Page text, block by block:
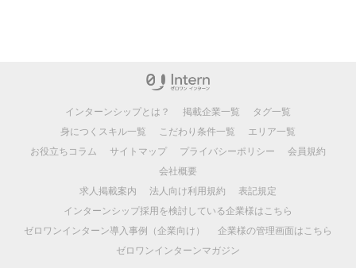
インターンシップとは？ 掲載企業一覧
タグ一覧
身につくスキル一覧
こだわり条件一覧
エリア一覧
お役立ちコラム
サイトマップ プライバシーポリシー
会員規約
会社概要
求人掲載案内
法人向け利用規約
表記規定
インターンシップ採用を検討している企業様はこちら
ゼロワンインターン導入事例（企業向け）
企業様の管理画面はこちら
ゼロワンインターンマガジン